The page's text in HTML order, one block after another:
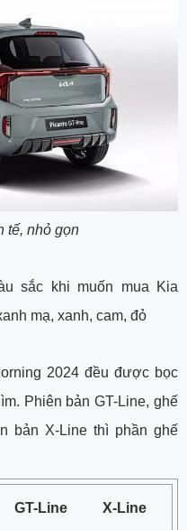
tế, nhỏ gọn
sắc khi muốn mua Kia
mạ, xanh, cam, đỏ
2024 đều được bọc
Phiên bản GT-Line, ghế
bản X-Line thì phần ghế
GT-Line X-Line